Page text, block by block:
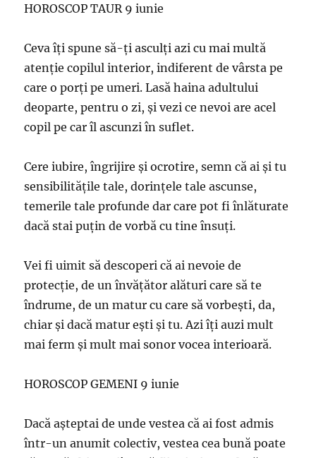
HOROSCOP TAUR 9 iunie
Ceva îţi spune să-ţi asculţi azi cu mai multă
atenţie copilul interior, indiferent de vârsta pe
care o porţi pe umeri. Lasă haina adultului
deoparte, pentru o zi, şi vezi ce nevoi are acel
copil pe car îl ascunzi în suflet.
Cere iubire, îngrijire şi ocrotire, semn că ai şi tu
sensibilităţile tale, dorinţele tale ascunse,
temerile tale profunde dar care pot fi înlăturate
dacă stai puţin de vorbă cu tine însuţi.
Vei fi uimit să descoperi că ai nevoie de
protecţie, de un învăţător alături care să te
îndrume, de un matur cu care să vorbeşti, da,
chiar şi dacă matur eşti şi tu. Azi îţi auzi mult
mai ferm şi mult mai sonor vocea interioară.
HOROSCOP GEMENI 9 iunie
Dacă aşteptai de unde vestea că ai fost admis
într-un anumit colectiv, vestea cea bună poate